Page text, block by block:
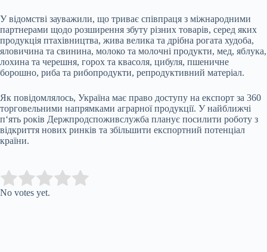
У відомстві зауважили, що триває співпраця з міжнародними
партнерами щодо розширення збуту різних товарів, серед яких
продукція птахівництва, жива велика та дрібна рогата худоба,
яловичина та свинина, молоко та молочні продукти, мед, яблука,
лохина та черешня, горох та квасоля, цибуля, пшеничне
борошно, риба та рибопродукти, репродуктивний матеріал.
Як повідомлялось, Україна має право доступу на експорт за 360
торговельними напрямками аграрної продукції. У найближчі
п‘ять років Держпродспоживслужба планує посилити роботу з
відкриття нових ринків та збільшити експортний потенціал
країни.
Rate this item:
No votes yet.